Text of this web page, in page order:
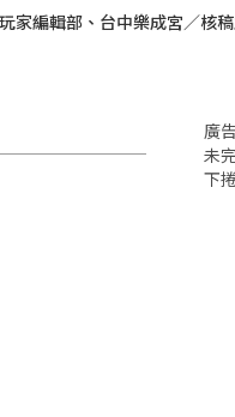
家編輯部、台中樂成宮／核
廣
未
下